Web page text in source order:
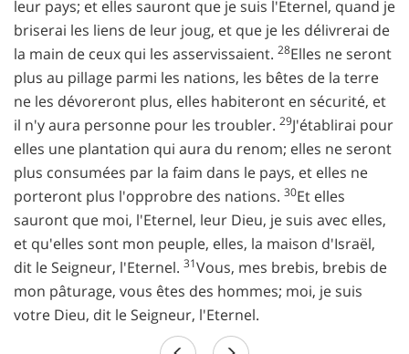
leur pays; et elles sauront que je suis l'Eternel, quand je
briserai les liens de leur joug, et que je les délivrerai de
la main de ceux qui les asservissaient. 28Elles ne seront
plus au pillage parmi les nations, les bêtes de la terre
ne les dévoreront plus, elles habiteront en sécurité, et
il n'y aura personne pour les troubler. 29J'établirai pour
elles une plantation qui aura du renom; elles ne seront
plus consumées par la faim dans le pays, et elles ne
porteront plus l'opprobre des nations. 30Et elles
sauront que moi, l'Eternel, leur Dieu, je suis avec elles,
et qu'elles sont mon peuple, elles, la maison d'Israël,
dit le Seigneur, l'Eternel. 31Vous, mes brebis, brebis de
mon pâturage, vous êtes des hommes; moi, je suis
votre Dieu, dit le Seigneur, l'Eternel.